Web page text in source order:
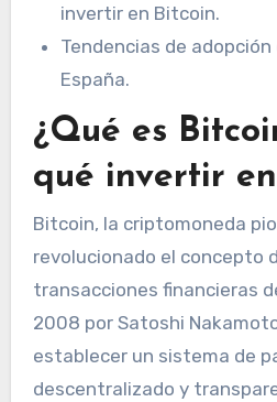
invertir en Bitcoin.
Tendencias de
España.
¿Qué es
qué invertir
Bitcoin, la criptomoneda
revolucionado el concepto
transacciones financieras
2008 por Satoshi
establecer un sistema de
descentralizado y